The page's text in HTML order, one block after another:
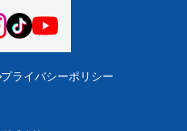
プライバシーポリシー